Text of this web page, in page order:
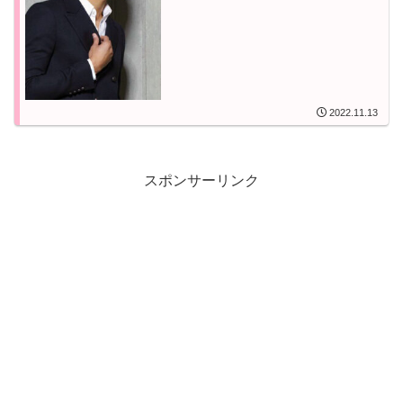
2022.11.13
スポンサーリンク